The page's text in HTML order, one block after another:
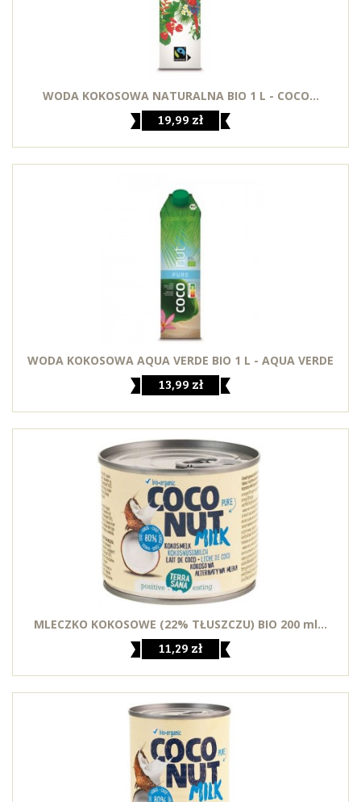
WODA KOKOSOWA NATURALNA BIO 1 L - COCO...
19,99 zł
WODA KOKOSOWA AQUA VERDE BIO 1 L - AQUA VERDE
13,99 zł
MLECZKO KOKOSOWE (22% TŁUSZCZU) BIO 200 ml...
11,29 zł